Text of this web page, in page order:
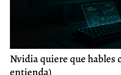
Nvidia quiere que hables
entienda)